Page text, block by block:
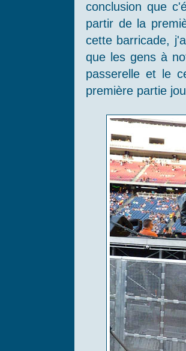
conclusion que
partir de la
cette barricade,
que les gens à
passerelle et le
première partie